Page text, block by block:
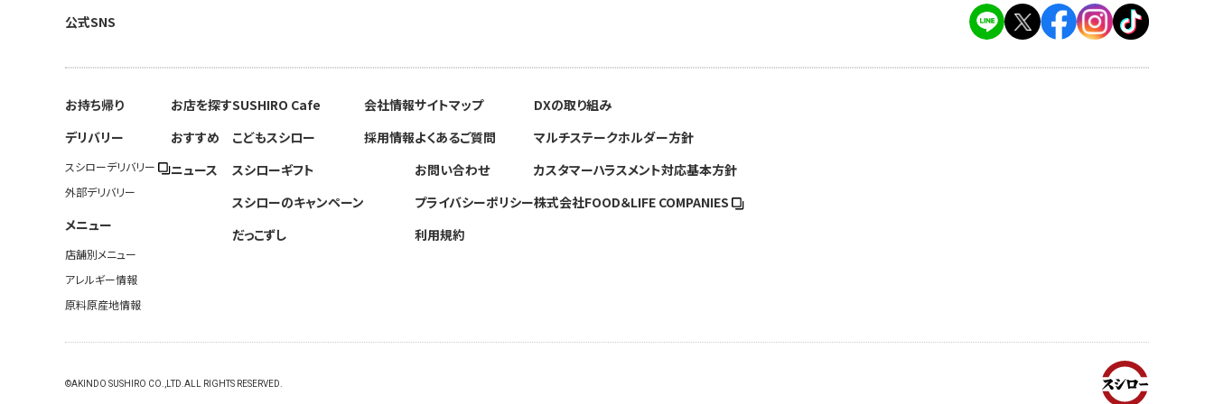
公式SNS
お持ち帰り
デリバリー
スシローデリバリー
外部デリバリー
メニュー
店舗別メニュー
アレルギー情報
原料原産地情報
お店を探す
おすすめ
ニュース
SUSHIRO Cafe
こどもスシロー
スシローギフト
スシローのキャンペーン
だっこずし
会社情報
採用情報
サイトマップ
よくあるご質問
お問い合わせ
プライバシーポリシー
利用規約
DXの取り組み
マルチステークホルダー方針
カスタマーハラスメント対応基本方針
株式会社FOOD＆LIFE COMPANIES
©AKINDO SUSHIRO CO.,LTD.ALL RIGHTS RESERVED.